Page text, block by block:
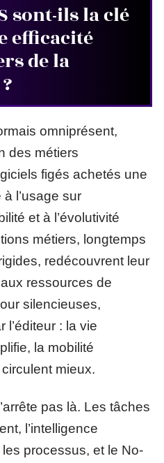
sont-ils la clé
efficacité
de la
omniprésent,
des métiers
figés achetés une
l’usage sur
et à l’évolutivité
métiers, longtemps
redécouvrent leur
ressources de
silencieuses,
l’éditeur : la vie
la mobilité
mieux.
pas là. Les tâches
l’intelligence
processus, et le No-